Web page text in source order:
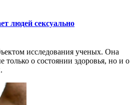
людей сексуально
исследования ученых. Она
о состоянии здоровья, но и о